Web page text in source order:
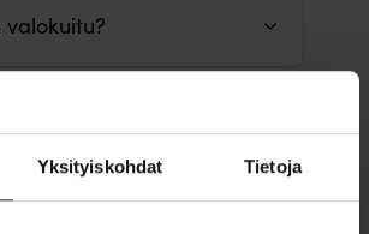
Yksityiskohdat Tietoja
toimii?
rakennetaan?